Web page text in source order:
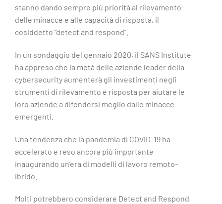
stanno dando sempre più priorità al rilevamento
delle minacce e alle capacità di risposta, il
cosiddetto “detect and respond”.
In un sondaggio del gennaio 2020, il SANS Institute
ha appreso che la metà delle aziende leader della
cybersecurity aumenterà gli investimenti negli
strumenti di rilevamento e risposta per aiutare le
loro aziende a difendersi meglio dalle minacce
emergenti.
Una tendenza che la pandemia di COVID-19 ha
accelerato e reso ancora più importante
inaugurando un’era di modelli di lavoro remoto-
ibrido.
Molti potrebbero considerare Detect and Respond